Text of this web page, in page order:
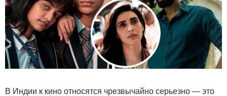
В Индии к кино относятся чрезвычайно серьезно — это